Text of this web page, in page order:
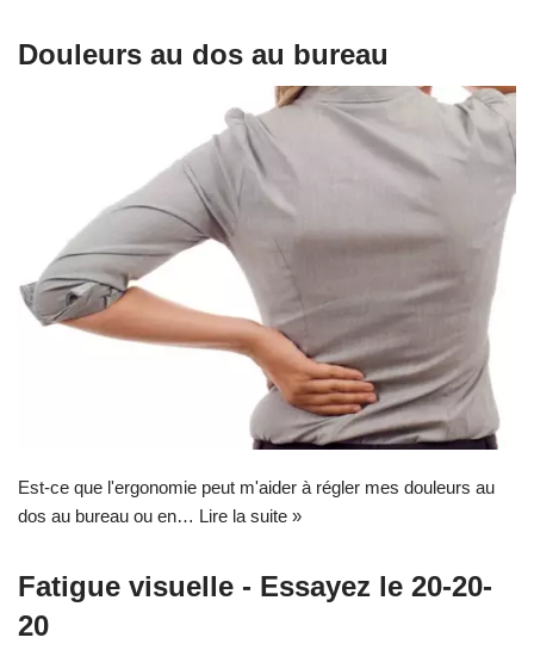
Douleurs au dos au bureau
Est-ce que l'ergonomie peut m'aider à régler mes douleurs au
dos au bureau ou en… Lire la suite »
Fatigue visuelle - Essayez le 20-20-
20